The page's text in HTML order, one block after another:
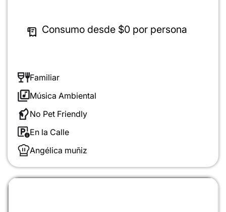
Consumo desde $0 por persona
Familiar
Música Ambiental
No Pet Friendly
En la Calle
Angélica muñiz